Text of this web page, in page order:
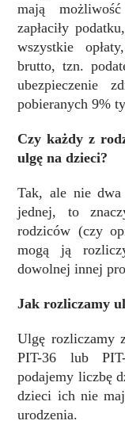
mają
zapłaciły
wszystkie
brutto, tzn.
ubezpieczenie
pobieranych 9%
Czy każdy z
ulgę na dzieci?
Tak, ale nie
jednej, to
rodziców (czy
mogą ją
dowolnej innej
Jak rozliczamy
Ulgę rozliczamy
PIT-36 lub
podajemy liczbę
dzieci ich nie
urodzenia.